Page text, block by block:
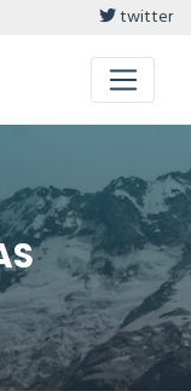
twitter